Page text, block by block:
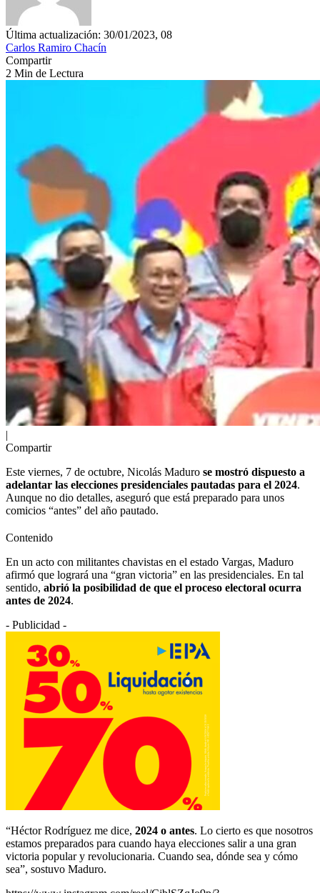
Última actualización: 30/01/2023, 08
Carlos Ramiro Chacín
Compartir
2 Min de Lectura
|
Compartir
Este viernes, 7 de octubre, Nicolás Maduro se mostró dispuesto a
adelantar las elecciones presidenciales pautadas para el 2024.
Aunque no dio detalles, aseguró que está preparado para unos
comicios “antes” del año pautado.
Contenido
En un acto con militantes chavistas en el estado Vargas, Maduro
afirmó que logrará una “gran victoria” en las presidenciales. En tal
sentido, abrió la posibilidad de que el proceso electoral ocurra
antes de 2024.
- Publicidad -
“Héctor Rodríguez me dice, 2024 o antes. Lo cierto es que nosotros
estamos preparados para cuando haya elecciones salir a una gran
victoria popular y revolucionaria. Cuando sea, dónde sea y cómo
sea”, sostuvo Maduro.